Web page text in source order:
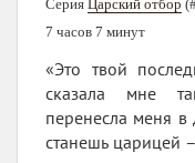
Серия Царский отбор
7 часов 7 минут
«Это твой
сказала мне
перенесла меня
станешь царицей